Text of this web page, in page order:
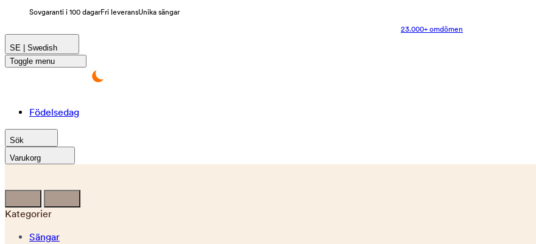
Sovgaranti i 100 dagarFri leveransUnika sängar
23.000+ omdömen
SE | Swedish
Toggle menu
Födelsedag
Sök
Varukorg
Kategorier
Sängar